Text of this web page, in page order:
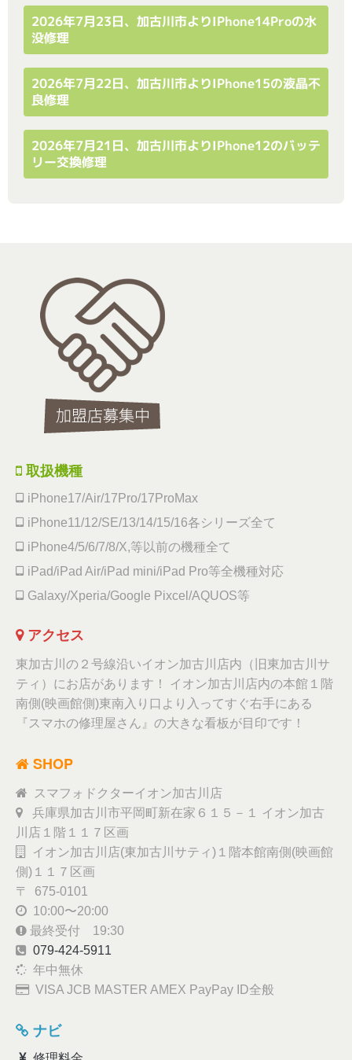
2026年7月23日、加古川市よりiPhone14Proの水
没修理
2026年7月22日、加古川市よりiPhone15の液晶不
良修理
2026年7月21日、加古川市よりiPhone12のバッテ
リー交換修理
取扱機種
iPhone17/Air/17Pro/17ProMax
iPhone11/12/SE/13/14/15/16各シリーズ全て
iPhone4/5/6/7/8/X,等以前の機種全て
iPad/iPad Air/iPad mini/iPad Pro等全機種対応
Galaxy/Xperia/Google Pixcel/AQUOS等
アクセス
東加古川の２号線沿いイオン加古川店内（旧東加古川サ
ティ）にお店があります！ イオン加古川店内の本館１階
南側(映画館側)東南入り口より入ってすぐ右手にある
『スマホの修理屋さん』の大きな看板が目印です！
SHOP
スマフォドクターイオン加古川店
兵庫県加古川市平岡町新在家６１５－１ イオン加古
川店１階１１７区画
イオン加古川店(東加古川サティ)１階本館南側(映画館
側)１１７区画
〒 675-0101
10:00〜20:00
最終受付 19:30
079-424-5911
年中無休
VISA JCB MASTER AMEX PayPay ID全般
ナビ